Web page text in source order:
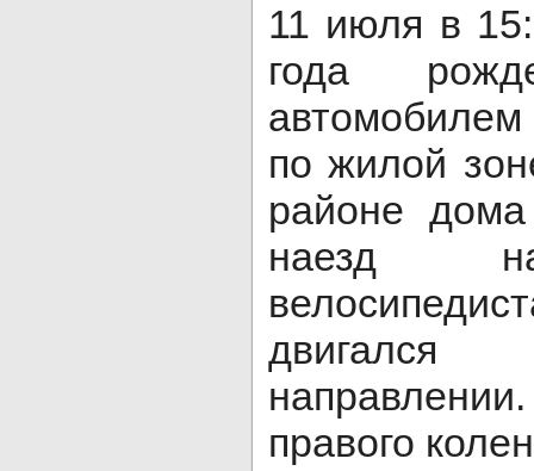
11 июля в
года
автомобилем
по жилой
районе
наезд
двигался
правого